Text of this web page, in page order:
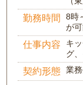
勤務時間
8時
が
仕事内容
キ
グ
契約形態 業